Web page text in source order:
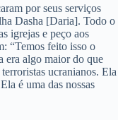
por seus serviços
Dasha [Daria]. Todo o
igrejas e peço aos
“Temos feito isso o
era algo maior do que
ucranianos. Ela
é uma das nossas